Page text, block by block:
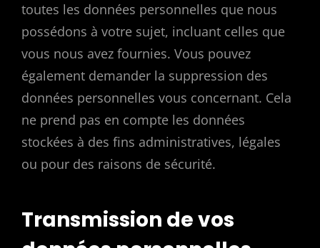
toutes les données personnelles que nous
possédons à votre sujet, incluant celles que
vous nous avez fournies. Vous pouvez
également demander la suppression des
données personnelles vous concernant. Cela
ne prend pas en compte les données
stockées à des fins administratives, légales
ou pour des raisons de sécurité.
Transmission de vos